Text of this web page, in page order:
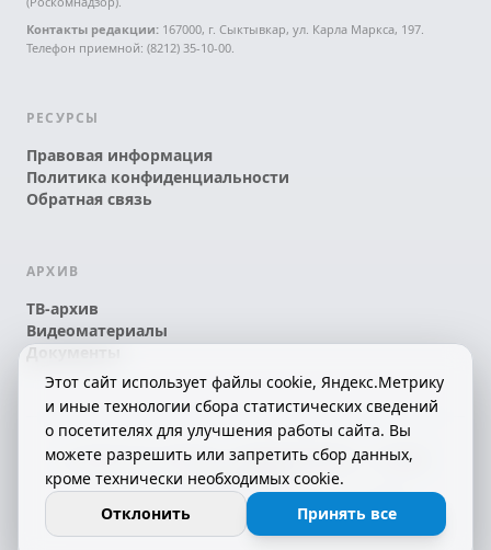
Контакты редакции: 167000, г. Сыктывкар, ул. Карла Маркса, 197.
Телефон приемной: (8212) 35-10-00.
РЕСУРСЫ
Правовая информация
Политика конфиденциальности
Обратная связь
АРХИВ
ТВ-архив
Видеоматериалы
Документы
© 2026 АО «КРТК» • КОМИ ЙÖЗЛЫ — КОМИ
ТЕЛЕКАНАЛ!
СДЕЛАНО С ЛЮБОВЬЮ К РЕСПУБЛИКЕ КОМИ
16+
Этот сайт использует файлы cookie, Яндекс.Метрику
и иные технологии сбора статистических сведений
о посетителях для улучшения работы сайта. Вы
можете разрешить или запретить сбор данных,
кроме технически необходимых cookie.
Отклонить
Принять все